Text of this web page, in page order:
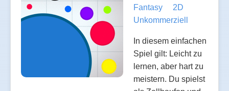
Fantasy
2D
Unkommerziell
In diesem einfachen
Spiel gilt: Leicht zu
lernen, aber hart zu
meistern. Du spielst